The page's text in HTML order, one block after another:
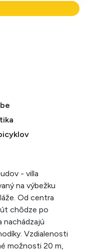
- villa
na výbežku
Od centra
chôdze po
nachádzajú
Vzdialenosti
možnosti 20 m,